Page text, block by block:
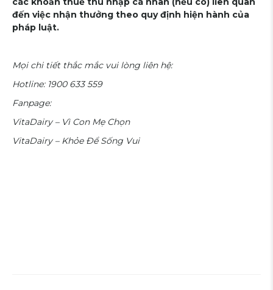
đến việc nhận thưởng theo quy định hiện hành của
pháp luật.
Mọi chi tiết thắc mắc vui lòng liên hệ:
Hotline: 1900 633 559
Fanpage:
VitaDairy – Vì Con Mẹ Chọn
VitaDairy – Khỏe Để Sống Vui